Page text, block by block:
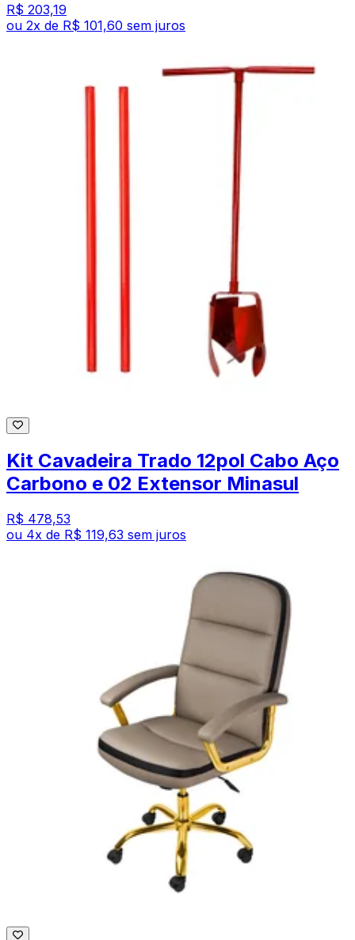
R$ 203,19
ou 2x de R$ 101,60 sem juros
Kit Cavadeira Trado 12pol Cabo Aço
Carbono e 02 Extensor Minasul
R$ 478,53
ou 4x de R$ 119,63 sem juros